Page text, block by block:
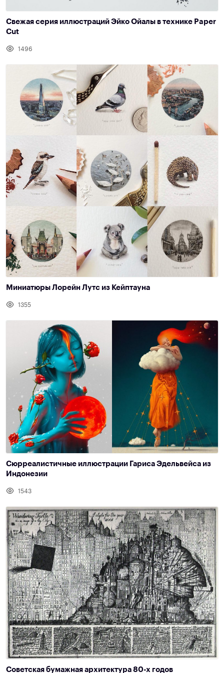
Свежая серия иллюстраций Эйко Ойалы в технике Paper
Cut
1496
Миниатюры Лорейн Лутс из Кейптауна
1355
Сюрреалистичные иллюстрации Гариса Эдельвейса из
Индонезии
1543
Советская бумажная архитектура 80-х годов